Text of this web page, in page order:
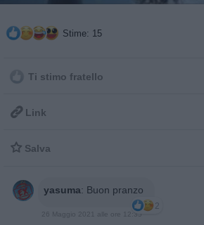
Stime: 15
Ti stimo fratello
 Link
 Salva
yasuma: Buon pranzo
2
26 Maggio 2021 alle ore 12:35